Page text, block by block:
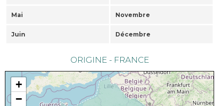
Mai Novembre
Juin Décembre
ORIGINE - FRANCE
+
−